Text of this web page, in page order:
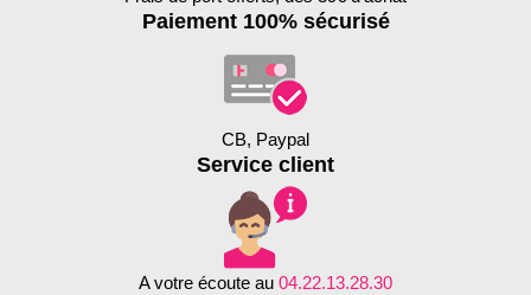
Paiement 100% sécurisé
CB, Paypal
Service client
A votre écoute au 04.22.13.28.30